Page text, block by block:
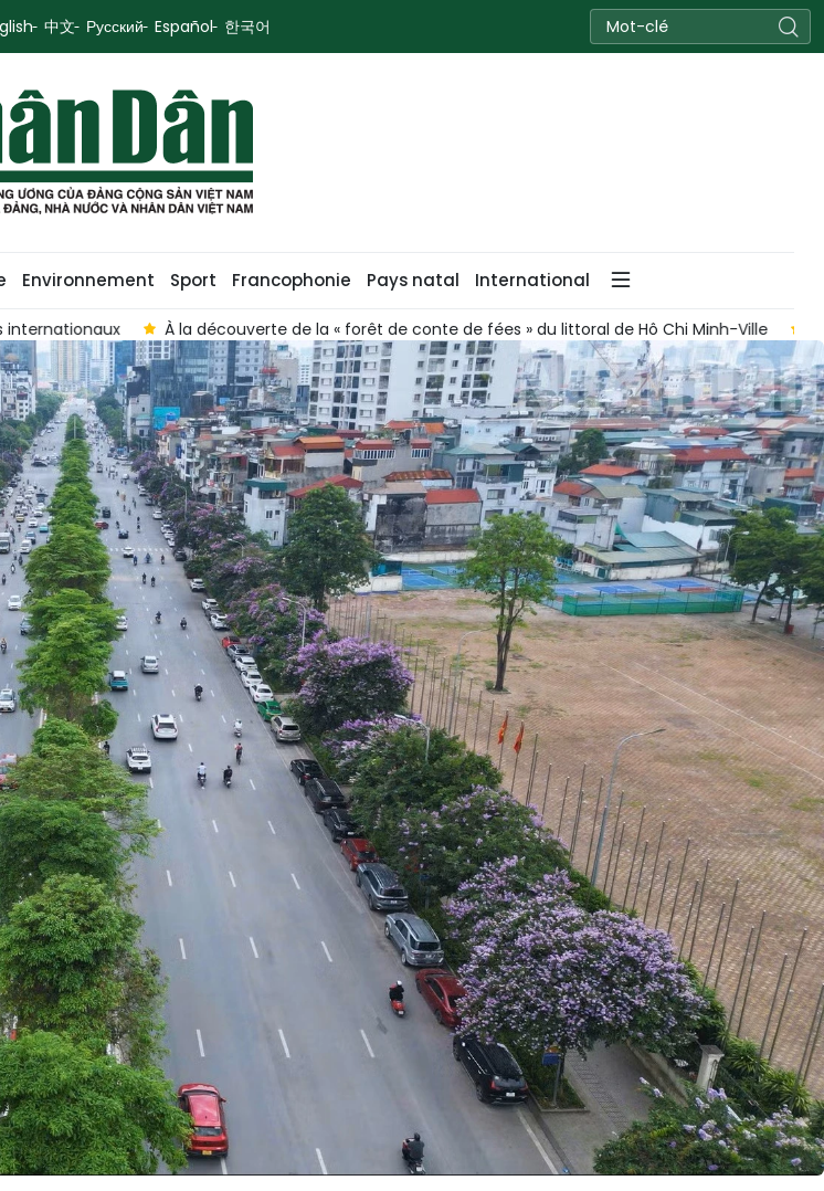
中文 Русский Español 한국어
Environnement Sport Francophonie Pays natal International
À la découverte de la « forêt de conte de fées » du littoral de Hô Chi Minh-Ville Lancement